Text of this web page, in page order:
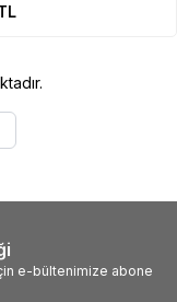
e-bültenimize abone